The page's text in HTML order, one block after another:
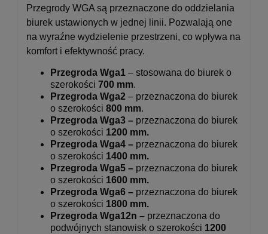
Przegrody WGA są przeznaczone do oddzielania
biurek ustawionych w jednej linii. Pozwalają one
na wyraźne wydzielenie przestrzeni, co wpływa na
komfort i efektywność pracy.
Przegroda Wga1 – stosowana do biurek o
szerokości 700 mm.
Przegroda Wga2 – przeznaczona do biurek
o szerokości 800 mm.
Przegroda Wga3 – przeznaczona do biurek
o szerokości 1200 mm.
Przegroda Wga4 – przeznaczona do biurek
o szerokości 1400 mm.
Przegroda Wga5 – przeznaczona do biurek
o szerokości 1600 mm.
Przegroda Wga6 – przeznaczona do biurek
o szerokości 1800 mm.
Przegroda Wga12n – przeznaczona do
podwójnych stanowisk o szerokości 1200